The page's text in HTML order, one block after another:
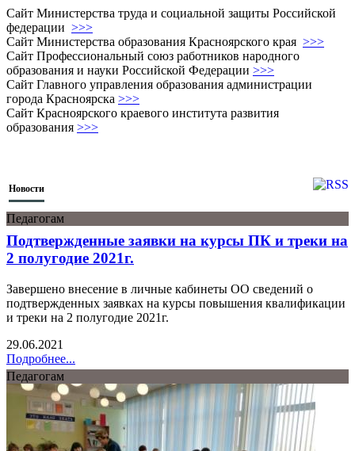
Сайт Министерства труда и социальной защиты Российской
федерации >>>
Сайт Министерства образования Красноярского края >>>
Сайт Профессиональный союз работников народного
образования и науки Российской Федерации >>>
Сайт Главного управления образования администрации
города Красноярска >>>
Сайт Красноярского краевого института развития
образования >>>
Новости
Педагогам
Подтвержденные заявки на курсы ПК и треки на
2 полугодие 2021г.
Завершено внесение в личные кабинеты ОО сведений о
подтвержденных заявках на курсы повышения квалификации
и треки на 2 полугодие 2021г.
29.06.2021
Подробнее...
Педагогам